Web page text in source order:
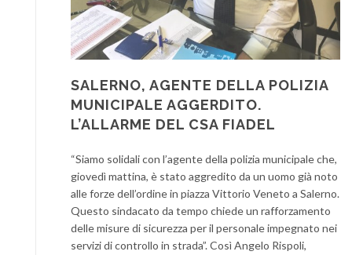
SALERNO, AGENTE DELLA POLIZIA
MUNICIPALE AGGERDITO.
L’ALLARME DEL CSA FIADEL
“Siamo solidali con l’agente della polizia municipale che,
giovedì mattina, è stato aggredito da un uomo già noto
alle forze dell’ordine in piazza Vittorio Veneto a Salerno.
Questo sindacato da tempo chiede un rafforzamento
delle misure di sicurezza per il personale impegnato nei
servizi di controllo in strada”. Così Angelo Rispoli,